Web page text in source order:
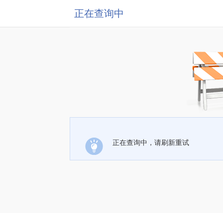
正在查询中
正在查询中，请刷新重试